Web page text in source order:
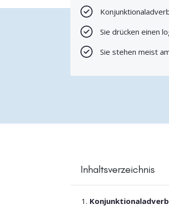
Sie drücken einen
Sie stehen meist
Inhaltsverzeichnis